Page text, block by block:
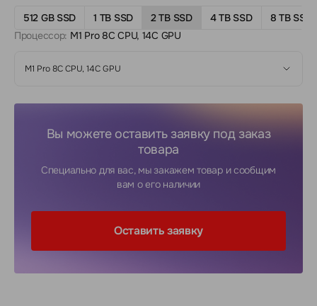
512 GB SSD 1 TB SSD 2 TB SSD 4 TB SSD
8 TB SSD
Процессор: M1 Pro 8C CPU, 14C GPU
M1 Pro 8C CPU, 14C GPU
Вы можете оставить заявку под заказ
товара
Специально для вас, мы закажем товар и сообщим
вам о его наличии
Оставить заявку